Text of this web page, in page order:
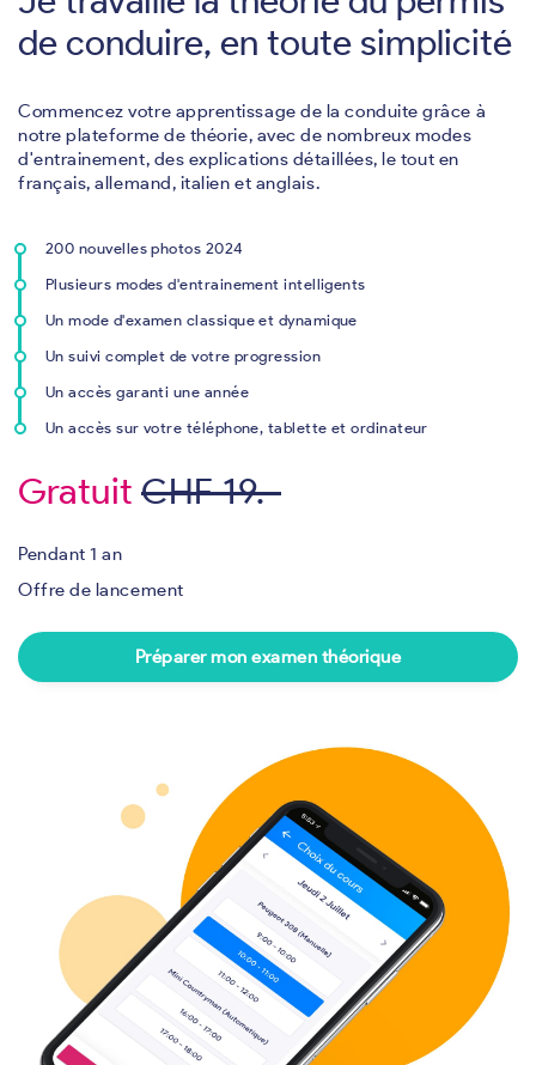
de conduire, en toute simplicité
Commencez votre apprentissage de la conduite grâce à
notre plateforme de théorie, avec de nombreux modes
d'entrainement, des explications détaillées, le tout en
français, allemand, italien et anglais.
200 nouvelles photos 2024
Plusieurs modes d'entrainement intelligents
Un mode d'examen classique et dynamique
Un suivi complet de votre progression
Un accès garanti une année
Un accès sur votre téléphone, tablette et ordinateur
Gratuit CHF 19.-
Pendant 1 an
Offre de lancement
Préparer mon examen théorique